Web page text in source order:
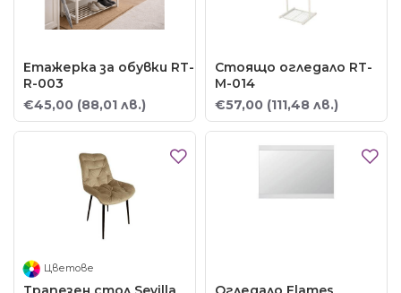
Етажерка за обувки RT-
R-003
€45,00 (88,01 лв.)
Стоящо огледало RT-
M-014
€57,00 (111,48 лв.)
Цветове